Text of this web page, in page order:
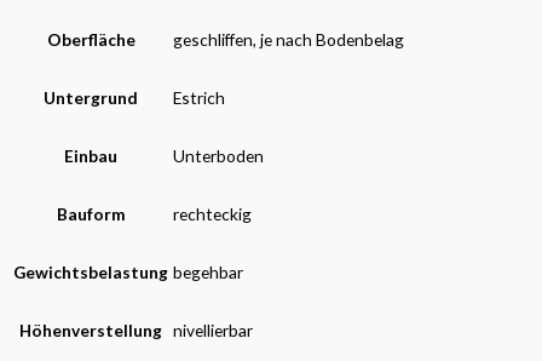
Oberfläche geschliffen, je nach Bodenbelag
Untergrund Estrich
Einbau Unterboden
Bauform rechteckig
Gewichtsbelastung begehbar
Höhenverstellung nivellierbar